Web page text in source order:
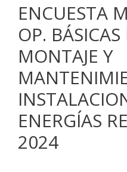
ENCUESTA
OP.
MONTAJE Y
ENERGÍAS
2024